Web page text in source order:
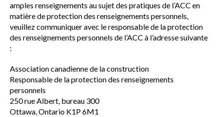
amples renseignements au sujet des pratiques de l’ACC en
matière de protection des renseignements personnels,
veuillez communiquer avec le responsable de la protection
des renseignements personnels de l’ACC à l’adresse suivante
:
Association canadienne de la construction
Responsable de la protection des renseignements
personnels
250 rue Albert, bureau 300
Ottawa, Ontario K1P 6M1